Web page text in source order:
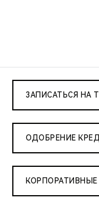
ЗАПИСАТЬСЯ НА
ОДОБРЕНИЕ